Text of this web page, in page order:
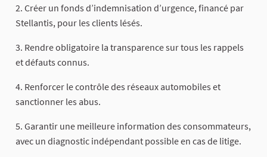
2. Créer un fonds d’indemnisation d’urgence, financé par
Stellantis, pour les clients lésés.
3. Rendre obligatoire la transparence sur tous les rappels
et défauts connus.
4. Renforcer le contrôle des réseaux automobiles et
sanctionner les abus.
5. Garantir une meilleure information des consommateurs,
avec un diagnostic indépendant possible en cas de litige.